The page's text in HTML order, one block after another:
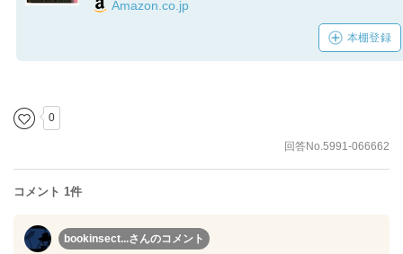
Amazon.co.jp
本棚登録
0
回答No.5991-066662
コメント 1件
bookinsect...さんのコメント